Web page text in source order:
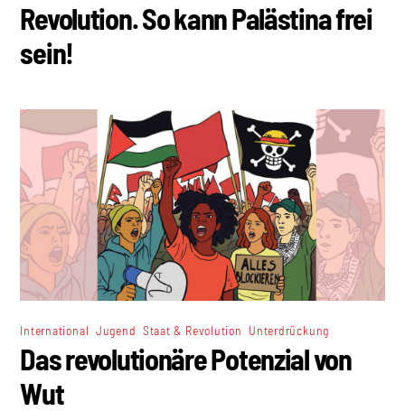
Revolution. So kann Palästina frei
sein!
International Jugend Staat & Revolution Unterdrückung
Das revolutionäre Potenzial von
Wut